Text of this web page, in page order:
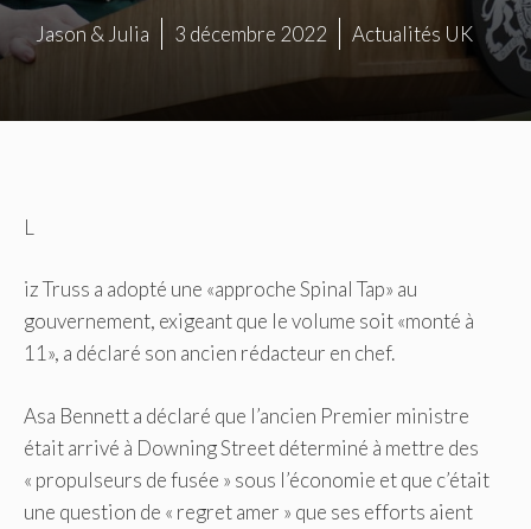
Jason & Julia 3 décembre 2022 Actualités UK
L
iz Truss a adopté une «approche Spinal Tap» au
gouvernement, exigeant que le volume soit «monté à
11», a déclaré son ancien rédacteur en chef.
Asa Bennett a déclaré que l’ancien Premier ministre
était arrivé à Downing Street déterminé à mettre des
« propulseurs de fusée » sous l’économie et que c’était
une question de « regret amer » que ses efforts aient